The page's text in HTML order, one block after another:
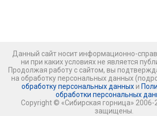
Данный сайт носит информационно-
ни при каких условиях не является
Продолжая работу с сайтом, вы
на обработку персональных данных
обработку персональных данных и
обработки персональных
Copyright © «Сибирская горница» 2006-
защищены.